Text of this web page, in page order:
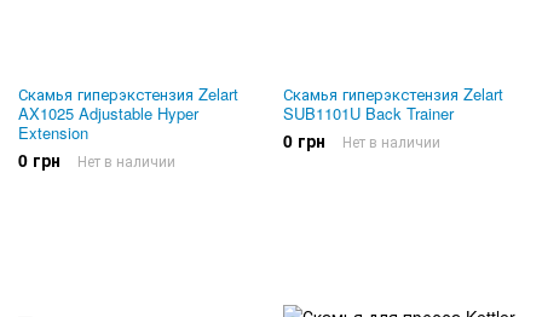
Скамья гиперэкстензия Zelart
AX1025 Adjustable Hyper
Extension
0 грн Нет в наличии
Скамья гиперэкстензия Zelart
SUB1101U Back Trainer
0 грн Нет в наличии